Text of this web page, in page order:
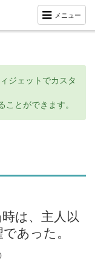
メニュー
ジェットでカスタ
とができます。
は、主人以
あった。